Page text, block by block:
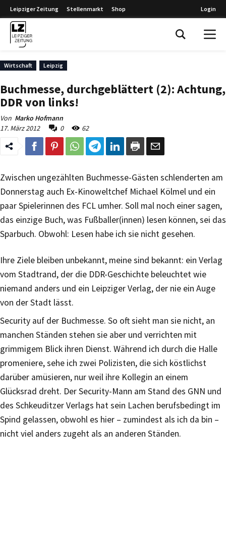
Leipziger Zeitung Stellenmarkt Shop Login
Wirtschaft Leipzig
Buchmesse, durchgeblättert (2): Achtung,
DDR von links!
Von Marko Hofmann
17. März 2012
0 62
Zwischen ungezählten Buchmesse-Gästen schlenderten am
Donnerstag auch Ex-Kinoweltchef Michael Kölmel und ein
paar Spielerinnen des FCL umher. Soll mal noch einer sagen,
das einzige Buch, was Fußballer(innen) lesen können, sei das
Sparbuch. Obwohl: Lesen habe ich sie nicht gesehen.
Ihre Ziele bleiben unbekannt, meine sind bekannt: ein Verlag
vom Stadtrand, der die DDR-Geschichte beleuchtet wie
niemand anders und ein Leipziger Verlag, der nie ein Auge
von der Stadt lässt.
Security auf der Buchmesse. So oft sieht man sie nicht, an
manchen Ständen stehen sie aber und verrichten mit
grimmigem Blick ihren Dienst. Während ich durch die Halle
promeniere, sehe ich zwei Polizisten, die sich köstlichst
darüber amüsieren, nur weil ihre Kollegin an einem
Glücksrad dreht. Der Security-Mann am Stand des GNN und
des Schkeuditzer Verlags hat sein Lachen berufsbedingt im
Spind gelassen, obwohl es hier – zumindest als ich da bin –
nicht viel anders zugeht als an anderen Ständen.